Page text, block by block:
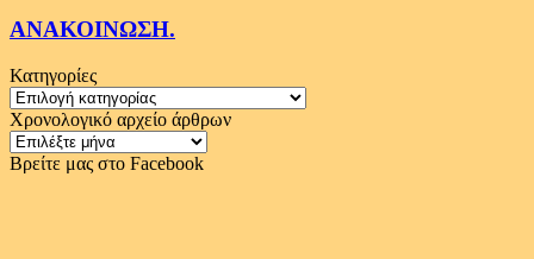
ΑΝΑΚΟΙΝΩΣΗ.
Κατηγορίες
Κατηγορίες
Χρονολογικό αρχείο άρθρων
Χρονολογικό
αρχείο
Βρείτε μας στο Facebook